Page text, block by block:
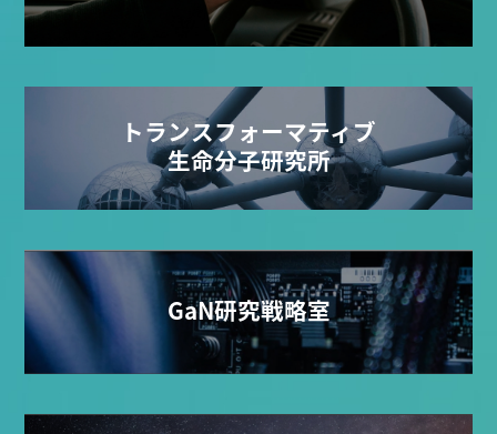
トランスフォーマティブ
生命分子研究所
GaN研究戦略室